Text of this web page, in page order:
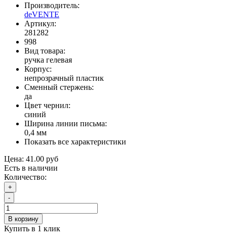
Производитель:
deVENTE
Артикул:
281282
998
Вид товара:
ручка гелевая
Корпус:
непрозрачный пластик
Сменный стержень:
да
Цвет чернил:
синий
Ширина линии письма:
0,4 мм
Показать все характеристики
Цена: 41.00 руб
Есть в наличии
Количество:
+
-
В корзину
Купить в 1 клик